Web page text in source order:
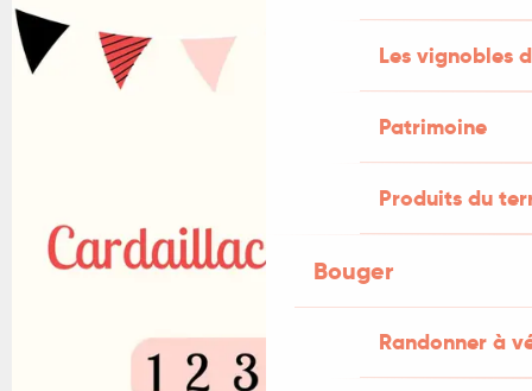
Les vignobles
Patrimoine
Produits du
Bouger
Randonner à